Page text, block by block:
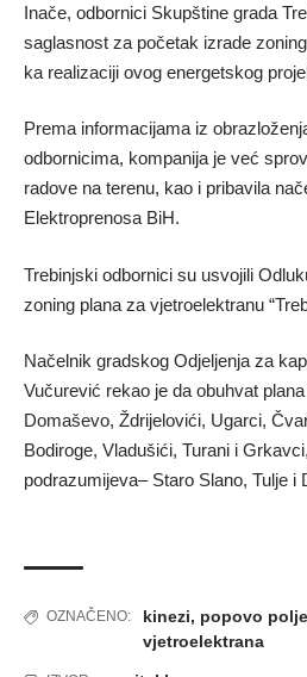
Inače, odbornici Skupštine grada
saglasnost za početak izrade
ka realizaciji ovog energetskog
Prema informacijama iz
odbornicima, kompanija je već
radove na terenu, kao i pribavila
Elektroprenosa BiH.
Trebinjski odbornici su usvojili
zoning plana za vjetroelektranu
Načelnik gradskog Odjeljenja za
Vučurević rekao je da obuhvat
Domaševo, Ždrijelovići, Ugarci,
Bodiroge, Vladušići, Turani i
podrazumijeva– Staro Slano, Tulje i
OZNAČENO: kinezi, popovo polje
vjetroelektrana